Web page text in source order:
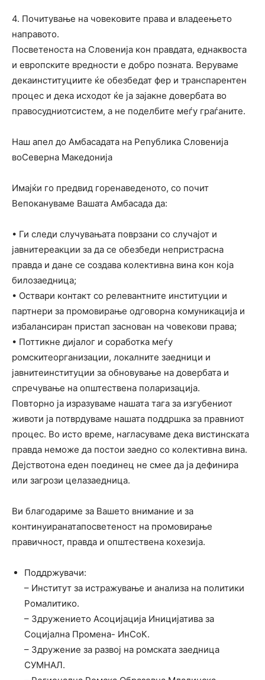
4. Почитување на човековите права и владеењето
направото.
Посветеноста на Словенија кон правдата, еднаквоста
и европските вредности е добро позната. Веруваме
декаинституциите ќе обезбедат фер и транспарентен
процес и дека исходот ќе ја зајакне довербата во
правосудниотсистем, а не поделбите меѓу граѓаните.
Наш апел до Амбасадата на Република Словенија
воСеверна Македонија
Имајќи го предвид горенаведеното, со почит
Вепокануваме Вашата Амбасада да:
• Ги следи случувањата поврзани со случајот и
јавнитереакции за да се обезбеди непристрасна
правда и дане се создава колективна вина кон која
билозаедница;
• Оствари контакт со релевантните институции и
партнери за промовирање одговорна комуникација и
избалансиран пристап заснован на човекови права;
• Поттикне дијалог и соработка меѓу
ромскитеорганизации, локалните заедници и
јавнитеинституции за обновување на довербата и
спречување на општествена поларизација.
Повторно ја изразуваме нашата тага за изгубениот
животи ја потврдуваме нашата поддршка за правниот
процес. Во исто време, нагласуваме дека вистинската
правда неможе да постои заедно со колективна вина.
Дејствотона еден поединец не смее да ја дефинира
или загрози целазаедница.
Ви благодариме за Вашето внимание и за
континуиранатапосветеност на промовирање
правичност, правда и општествена кохезија.
Поддржувачи:
– Институт за истражување и анализа на политики
Ромалитико.
– Здружението Асоцијација Иницијатива за
Социјална Промена- ИнСоК.
– Здружение за развој на ромската заедница
СУМНАЛ.